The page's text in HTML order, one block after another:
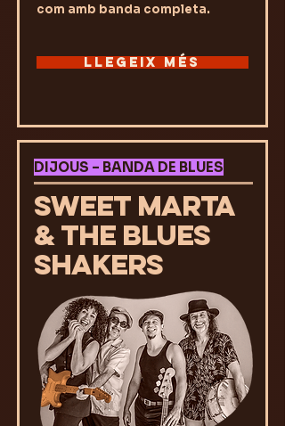
com amb banda completa.
LLEGEIX MÉS
DIJOUS – BANDA DE BLUES
SWEET MARTA
& THE BLUES
SHAKERS